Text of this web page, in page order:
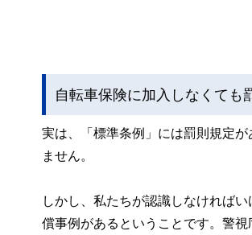
自転車保険に加入しなくても
実は、「標準条例」には罰則規定
ません。
しかし、私たちが認識しなければ
償事例があるということです。警